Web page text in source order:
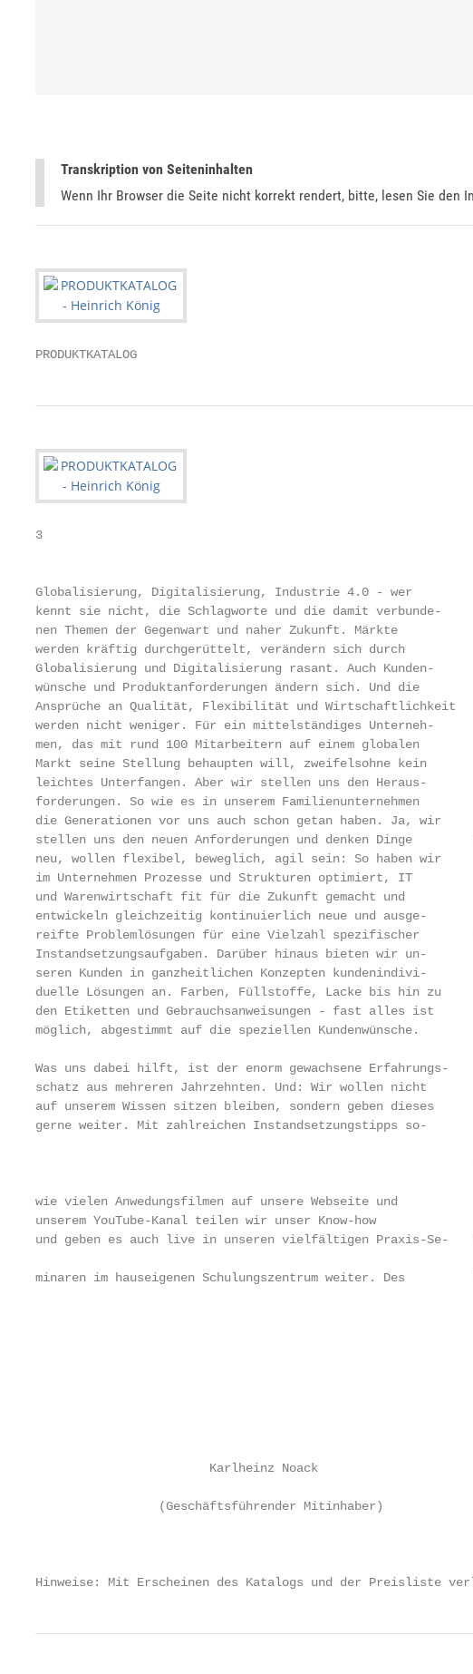
Transkription von Seiteninhalten
Wenn Ihr Browser die Seite nicht korrekt rendert, bitte, lesen Sie den
PRODUKTKATALOG
3
Globalisierung, Digitalisierung, Industrie 4.0 - wer
kennt sie nicht, die Schlagworte und die damit verbunde-
nen Themen der Gegenwart und naher Zukunft. Märkte
werden kräftig durchgerüttelt, verändern sich durch
Globalisierung und Digitalisierung rasant. Auch Kunden-
wünsche und Produktanforderungen ändern
Ansprüche an Qualität, Flexibilität und Wirtschaftlichkeit
werden nicht weniger. Für ein mittelständiges Unterneh-
men, das mit rund 100 Mitarbeitern auf einem globalen
Markt seine Stellung behaupten will, zweifelsohne kein
leichtes Unterfangen. Aber wir stellen uns den Heraus-
forderungen. So wie es in unserem Familienunternehmen
die Generationen vor uns auch schon getan haben. Ja, wir
stellen uns den neuen Anforderungen und denken Dinge
neu, wollen flexibel, beweglich, agil sein: So haben wir
im Unternehmen Prozesse und Strukturen optimiert, IT
und Warenwirtschaft fit für die Zukunft gemacht und
entwickeln gleichzeitig kontinuierlich neue und ausge-
reifte Problemlösungen für eine Vielzahl spezifischer
Instandsetzungsaufgaben. Darüber hinaus bieten wir un-
seren Kunden in ganzheitlichen Konzepten kundenindivi-
duelle Lösungen an. Farben, Füllstoffe, Lacke bis hin zu
den Etiketten und Gebrauchsanweisungen - fast alles ist
möglich, abgestimmt auf die speziellen Kundenwünsche.
Was uns dabei hilft, ist der enorm gewachsene Erfahrungs-
schatz aus mehreren Jahrzehnten. Und: Wir wollen nicht
auf unserem Wissen sitzen bleiben, sondern geben dieses
gerne weiter. Mit zahlreichen Instandsetzungstipps so-
wie vielen Anwedungsfilmen auf unsere Webseite und
unserem YouTube-Kanal teilen wir unser Know-how
und geben es auch live in unseren vielfältigen Praxis-Se-
minaren im hauseigenen Schulungszentrum weiter. Des
Karlheinz Noack
(Geschäftsführender Mitinhaber)
Hinweise: Mit Erscheinen des Katalogs und der Preisliste